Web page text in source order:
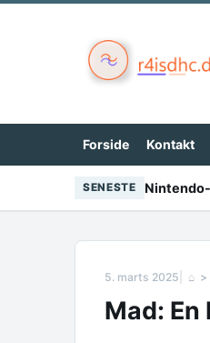
Forside Kontakt
SENESTE
5. marts 2025 ⌂
Mad: En